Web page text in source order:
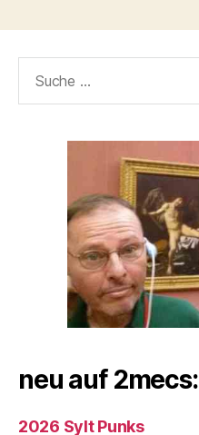
nach:
neu auf 2mecs:
2026 Sylt Punks